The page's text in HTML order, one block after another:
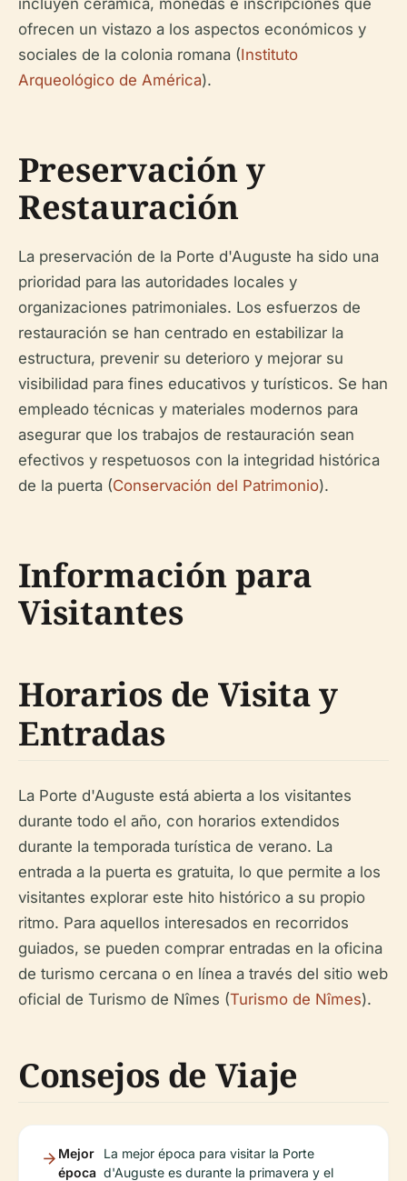
incluyen cerámica, monedas e inscripciones que
ofrecen un vistazo a los aspectos económicos y
sociales de la colonia romana (Instituto
Arqueológico de América).
Preservación y
Restauración
La preservación de la Porte d'Auguste ha sido una
prioridad para las autoridades locales y
organizaciones patrimoniales. Los esfuerzos de
restauración se han centrado en estabilizar la
estructura, prevenir su deterioro y mejorar su
visibilidad para fines educativos y turísticos. Se han
empleado técnicas y materiales modernos para
asegurar que los trabajos de restauración sean
efectivos y respetuosos con la integridad histórica
de la puerta (Conservación del Patrimonio).
Información para
Visitantes
Horarios de Visita y
Entradas
La Porte d'Auguste está abierta a los visitantes
durante todo el año, con horarios extendidos
durante la temporada turística de verano. La
entrada a la puerta es gratuita, lo que permite a los
visitantes explorar este hito histórico a su propio
ritmo. Para aquellos interesados en recorridos
guiados, se pueden comprar entradas en la oficina
de turismo cercana o en línea a través del sitio web
oficial de Turismo de Nîmes (Turismo de Nîmes).
Consejos de Viaje
Mejor
época
La mejor época para visitar la Porte
d'Auguste es durante la primavera y el